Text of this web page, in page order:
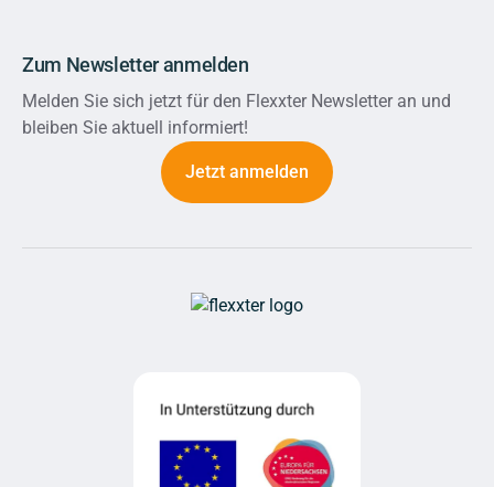
Zum Newsletter anmelden
Melden Sie sich jetzt für den Flexxter Newsletter an und
bleiben Sie aktuell informiert!
Jetzt anmelden